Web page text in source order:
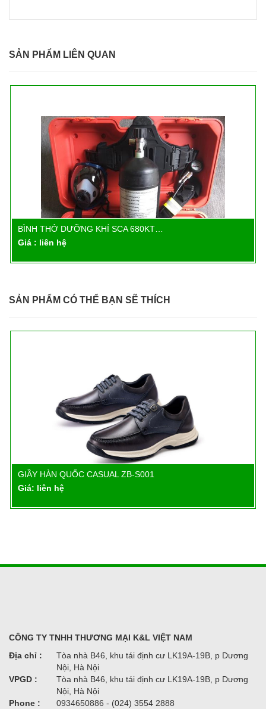
SẢN PHẨM LIÊN QUAN
Chi tiết
BÌNH THỞ DƯỠNG KHÍ SCA 680KT…
Giá : liên hệ
SẢN PHẨM CÓ THỂ BẠN SẼ THÍCH
Chi tiết
GIẦY HÀN QUỐC CASUAL ZB-S001
Giá: liên hệ
CÔNG TY TNHH THƯƠNG MẠI K&L VIỆT NAM
Địa chỉ :
Tòa nhà B46, khu tái định cư LK19A-19B, p Dương
Nội, Hà Nội
VPGD :
Tòa nhà B46, khu tái định cư LK19A-19B, p Dương
Nội, Hà Nội
Phone :
0934650886 - (024) 3554 2888